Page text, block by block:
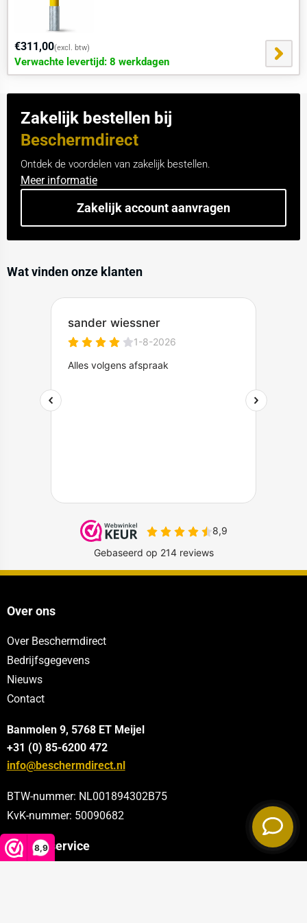
8,9
€311,00(excl. btw)
Verwachte levertijd: 8 werkdagen
Zakelijk bestellen bij
Beschermdirect
Ontdek de voordelen van zakelijk bestellen.
Meer informatie
Zakelijk account aanvragen
Wat vinden onze klanten
Over ons
Over Beschermdirect
Bedrijfsgegevens
Nieuws
Contact
Banmolen 9, 5768 ET Meijel
+31 (0) 85-6200 472
info@beschermdirect.nl
BTW-nummer: NL001894302B75
KvK-nummer: 50090682
Klantenservice